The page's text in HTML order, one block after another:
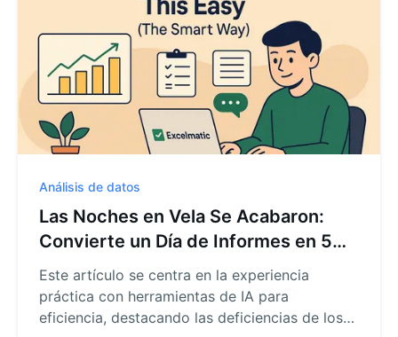
Análisis de datos
Las Noches en Vela Se Acabaron:
Convierte un Día de Informes en 5
Minutos—Ideas, Planes de
Crecimiento, PRDs en un Clic
Este artículo se centra en la experiencia
práctica con herramientas de IA para
eficiencia, destacando las deficiencias de los